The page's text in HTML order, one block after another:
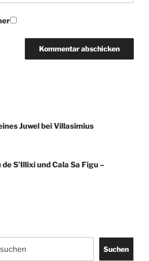
Juwel bei Villasimius
S’Illixi und Cala Sa Figu –
Suchen